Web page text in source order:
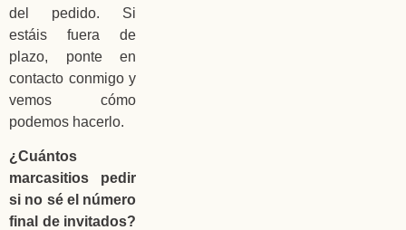
del pedido. Si
estáis fuera de
plazo, ponte en
contacto conmigo y
vemos cómo
podemos hacerlo.
¿Cuántos
marcasitios pedir
si no sé el número
final de invitados?